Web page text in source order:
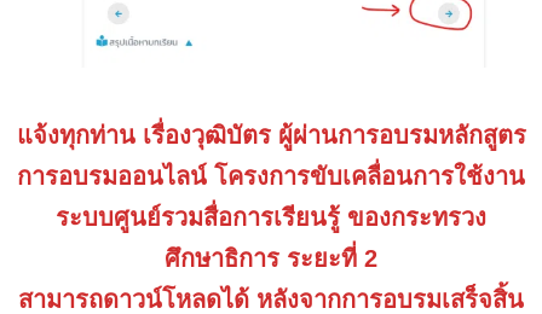
แจ้งทุกท่าน เรื่องวุฒิบัตร ผู้ผ่านการอบรมหลักสูตร
การอบรมออนไลน์ โครงการขับเคลื่อนการใช้งาน
ระบบศูนย์รวมสื่อการเรียนรู้ ของกระทรวง
ศึกษาธิการ ระยะที่ 2
สามารถดาวน์โหลดได้ หลังจากการอบรมเสร็จสิ้น